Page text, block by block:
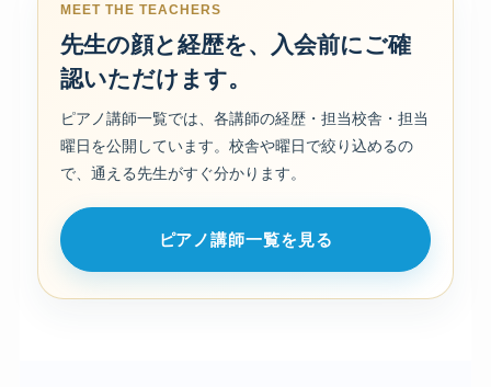
MEET THE TEACHERS
先生の顔と経歴を、入会前にご確
認いただけます。
ピアノ講師一覧では、各講師の経歴・担当校舎・担当
曜日を公開しています。校舎や曜日で絞り込めるの
で、通える先生がすぐ分かります。
ピアノ講師一覧を見る